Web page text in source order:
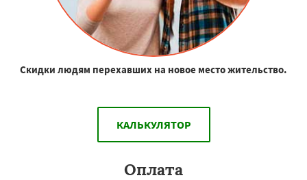
Скидки людям перехавших на новое место жительство.
КАЛЬКУЛЯТОР
Оплата